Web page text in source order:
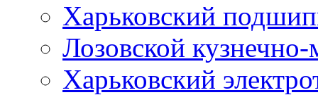
Харьковский
Лозовской
Харьковский